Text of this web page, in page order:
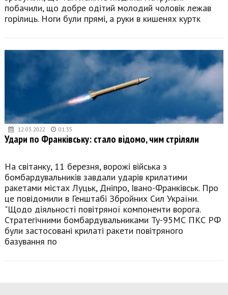
побачили, що добре одітий молодий чоловік лежав
горілиць. Ноги були прямі, а руки в кишенях куртк
12.03.2022 01:35
Удари по Франківську: стало відомо, чим стріляли
На світанку, 11 березня, ворожі війська з
бомбардувальників завдали ударів крилатими
ракетами містах Луцьк, Дніпро, Івано-Франківськ. Про
це повідомили в Генштабі Збройних Сил України.
"Щодо діяльності повітряної компоненти ворога.
Стратегічними бомбардувальниками Ту-95МС ПКС РФ
були застосовані крилаті ракети повітряного
базування по